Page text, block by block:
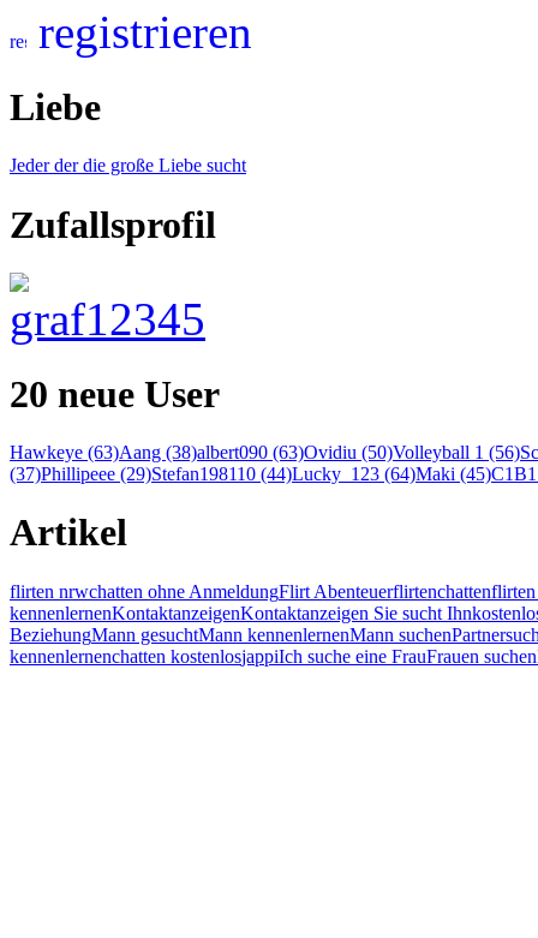
registrieren
Liebe
Jeder der die große Liebe sucht
Zufallsprofil
20 neue User
Hawkeye (63)Aang (38)albert090 (63)Ovidiu (50)Volleyball 1 (56)
(37)Phillipeee (29)Stefan198110 (44)Lucky_123 (64)Maki (45)
Artikel
flirten nrwchatten ohne AnmeldungFlirt Abenteuerflirtenchattenflirten
kennenlernenKontaktanzeigenKontaktanzeigen Sie sucht Ihn
BeziehungMann gesuchtMann kennenlernenMann suchen
kennenlernenchatten kostenlosjappiIch suche eine FrauFrauen suchen